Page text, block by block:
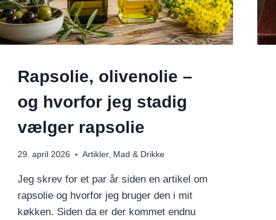
Rapsolie, olivenolie –
og hvorfor jeg stadig
vælger rapsolie
29. april 2026 Artikler, Mad & Drikke
Jeg skrev for et par år siden en artikel om
rapsolie og hvorfor jeg bruger den i mit
køkken. Siden da er der kommet endnu